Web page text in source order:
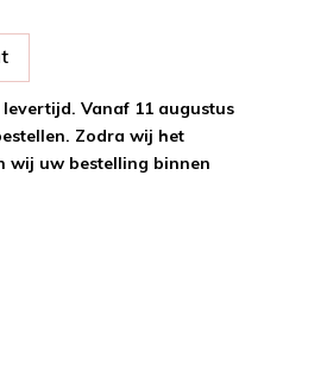
Vanaf 11 augustus
Zodra wij het
wij uw bestelling binnen